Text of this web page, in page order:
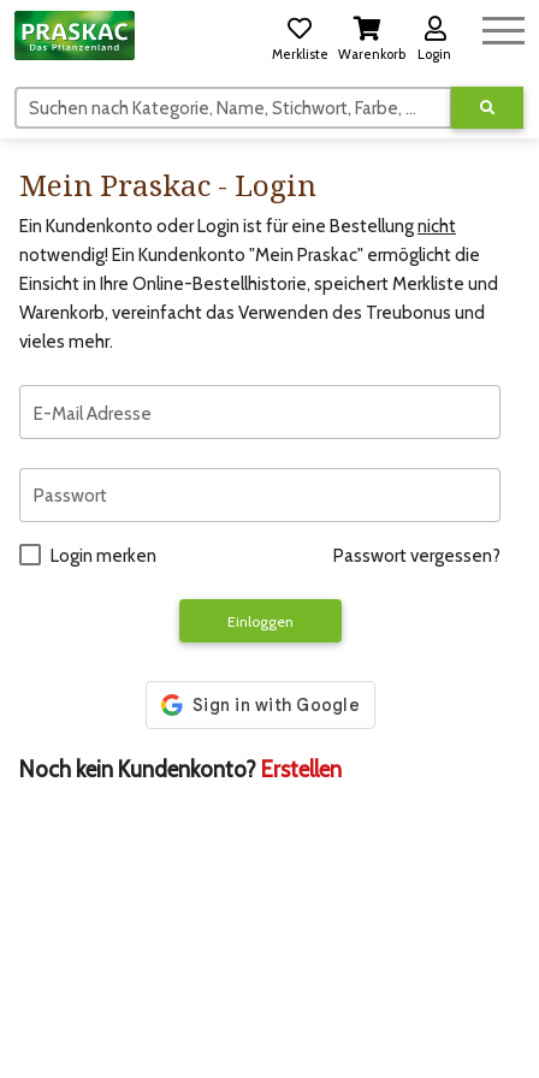
Merkliste Warenkorb Login
Suchen nach Kategorie, Name, Stichwort, Farbe, usw.
Mein Praskac - Login
Ein Kundenkonto oder Login ist für eine Bestellungnicht
notwendig! Ein Kundenkonto "Mein Praskac" ermöglicht die
Einsicht in Ihre Online-Bestellhistorie, speichert Merkliste und
Warenkorb, vereinfacht das Verwenden des Treubonus und
vieles mehr.
E-Mail Adresse
Passwort
Login merken Passwort vergessen?
Einloggen
Noch kein Kundenkonto? Erstellen